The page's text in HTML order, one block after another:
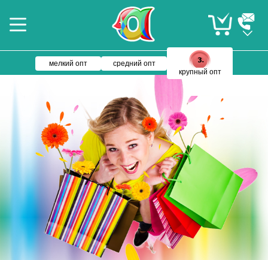
мелкий опт
средний опт
крупный опт